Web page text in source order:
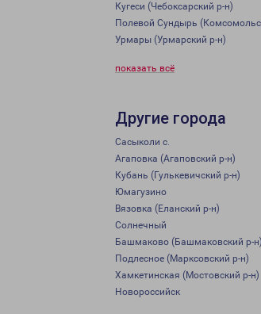
Кугеси (Чебоксарский р-н)
Полевой Сундырь
Урмары (Урмарский р-н)
показать всё
Другие города
Сасыколи с.
Агаповка (Агаповский р-н)
Кубань (Гулькевичский р-н)
Юмагузино
Вязовка (Еланский р-н)
Солнечный
Башмаково (Башмаковский р-н)
Подлесное (Марксовский р-н)
Хамкетинская (Мостовский р-н)
Новороссийск